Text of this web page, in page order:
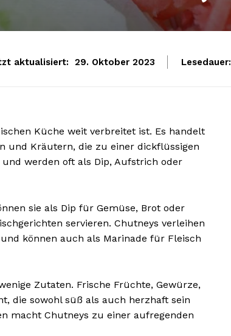
aktualisiert: 29. Oktober 2023 Lesedauer:
Küche weit verbreitet ist. Es handelt
und Kräutern, die zu einer dickflüssigen
werden oft als Dip, Aufstrich oder
sie als Dip für Gemüse, Brot oder
servieren. Chutneys verleihen
können auch als Marinade für Fleisch
Zutaten. Frische Früchte, Gewürze,
die sowohl süß als auch herzhaft sein
macht Chutneys zu einer aufregenden